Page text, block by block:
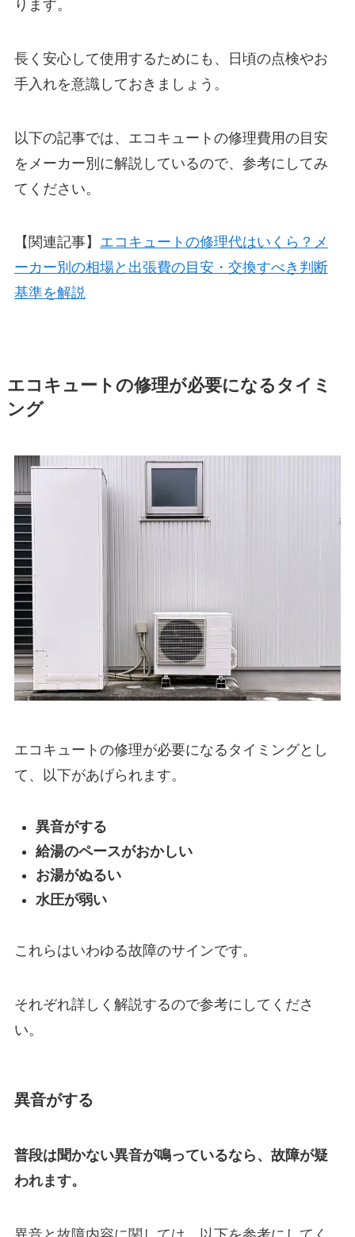
ります。
長く安心して使用するためにも、日頃の点検やお
手入れを意識しておきましょう。
以下の記事では、エコキュートの修理費用の目安
をメーカー別に解説しているので、参考にしてみ
てください。
【関連記事】 エコキュートの修理代はいくら？メ
ーカー別の相場と出張費の目安・交換すべき判断
基準を解説
エコキュートの修理が必要になるタイミ
ング
エコキュートの修理が必要になるタイミングとし
て、以下があげられます。
異音がする
給湯のペースがおかしい
お湯がぬるい
水圧が弱い
これらはいわゆる故障のサインです。
それぞれ詳しく解説するので参考にしてくださ
い。
異音がする
普段は聞かない異音が鳴っているなら、故障が疑
われます。